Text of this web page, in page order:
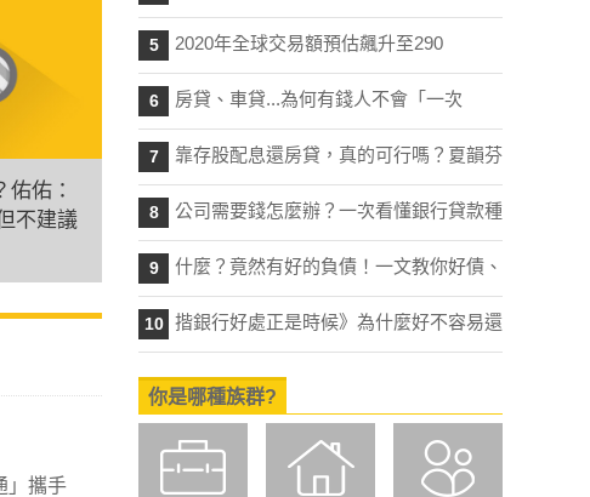
佑：
不建議
」攜手
5 2020年全球交易額預估飆升至290
6 房貸、車貸...為何有錢人不會「一次
7 靠存股配息還房貸，真的可行嗎？夏韻芬
8 公司需要錢怎麼辦？一次看懂銀行貸款種
9 什麼？竟然有好的負債！一文教你好債、
10 揩銀行好處正是時候》為什麼好不容易還
你是哪種族群?